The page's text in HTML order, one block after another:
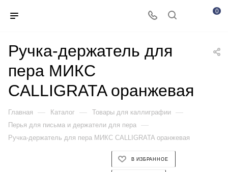
0
Ручка-держатель для
пера МИКС
CALLIGRATA оранжевая
Главная — Каталог — Товары для каллиграфии —
Перья для письма и держатели для пера —
Ручка-держатель для пера МИКС CALLIGRATA оранжевая
В ИЗБРАННОЕ